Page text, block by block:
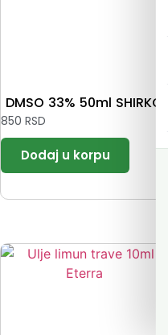
DMSO 33% 50ml SHIRKO
850 RSD